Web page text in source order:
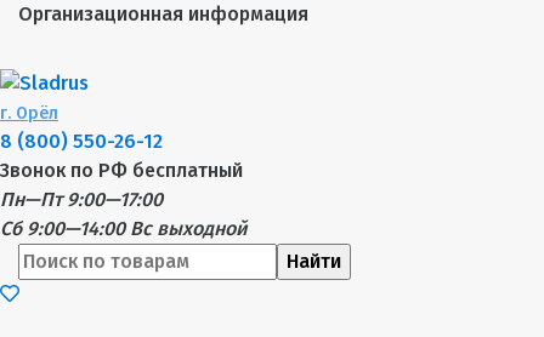
Организационная информация
г. Орёл
8 (800) 550-26-12
Звонок по РФ бесплатный
Пн—Пт 9:00—17:00
Сб 9:00—14:00 Вс выходной
Найти